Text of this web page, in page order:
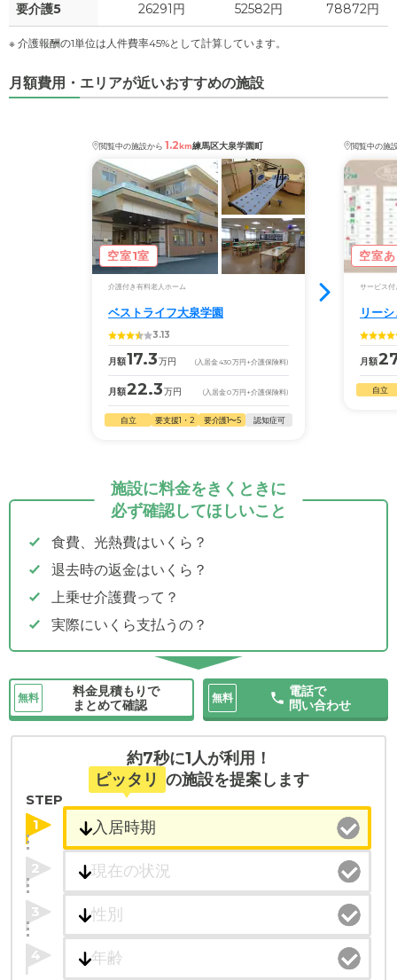
要介護5 26291円 52582円 78872円
※ 介護報酬の1単位は人件費率45%として計算しています。
月額費用・エリアが近いおすすめの施設
閲覧中の施設から 1.2km練馬区大泉学園町
空室1室
介護付き有料老人ホーム
ベストライフ大泉学園
3.13
月額17.3万円 (入居金430万円 +介護保険料)
月額22.3万円 (入居金0万円 +介護保険料)
自立 要支援1・2 要介護1〜5 認知症可
閲覧中の施
空室
サービス付
リー
月額
自立
施設に料金をきくときに
必ず確認してほしいこと
食費、光熱費はいくら？
退去時の返金はいくら？
上乗せ介護費って？
実際にいくら支払うの？
無料
料金見積もりで
まとめて確認
無料
電話で
問い合わせ
約7秒に1人が利用！
ピッタリ の施設を提案します
STEP
1
2
3
4